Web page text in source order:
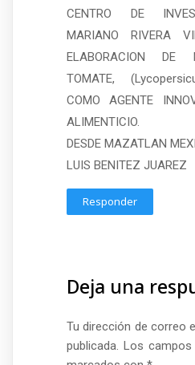
CENTRO DE
MARIANO RIVERA
ELABORACION DE
TOMATE,
COMO AGENTE
ALIMENTICIO.
DESDE MAZATLAN
LUIS BENITEZ JUAREZ
Responder
Deja una
Tu dirección de correo
publicada. Los campos